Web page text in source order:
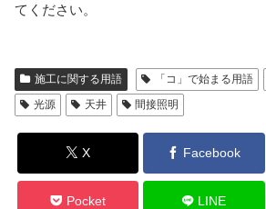
てください。
施工に関する用語 「コ」で始まる用語
光源
天井 間接照明
X Facebook
Pocket LINE